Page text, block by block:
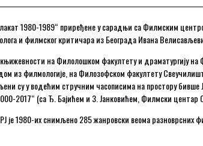
1980-1989“ приређене у сарадњи са Филмским
и филмског критичара из Београда Ивана
на Филолошком факултету и драматургију на
из филмологије, на Филозофском факултету
су у водећим стручним часописима на простору бивше
2017“ (са Ђ. Бајићем и З. Јанковићем, Филмски центар
1980-их снимљено 285 жанровски веома разноврсних